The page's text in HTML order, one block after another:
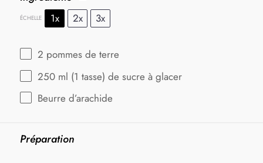
ÉCHELLE 1x 2x 3x
2 pommes de terre
250 ml (1 tasse) de sucre à glacer
Beurre d’arachide
Préparation